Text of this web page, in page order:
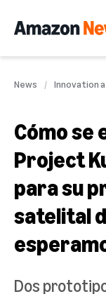
News Innovation
Cómo se
Project
para su
satelital
Dos